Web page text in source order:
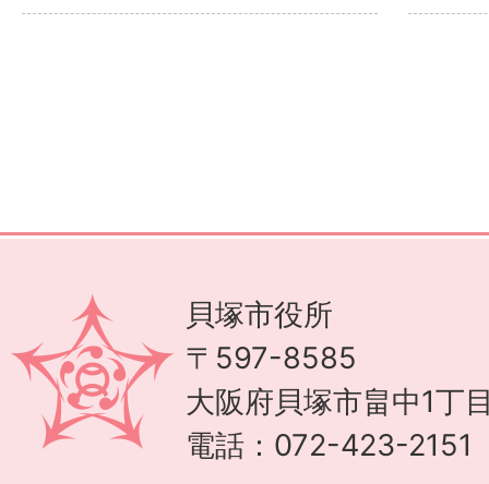
貝塚市役所
〒597-8585
大阪府貝塚市畠中1丁
電話：072-423-2151